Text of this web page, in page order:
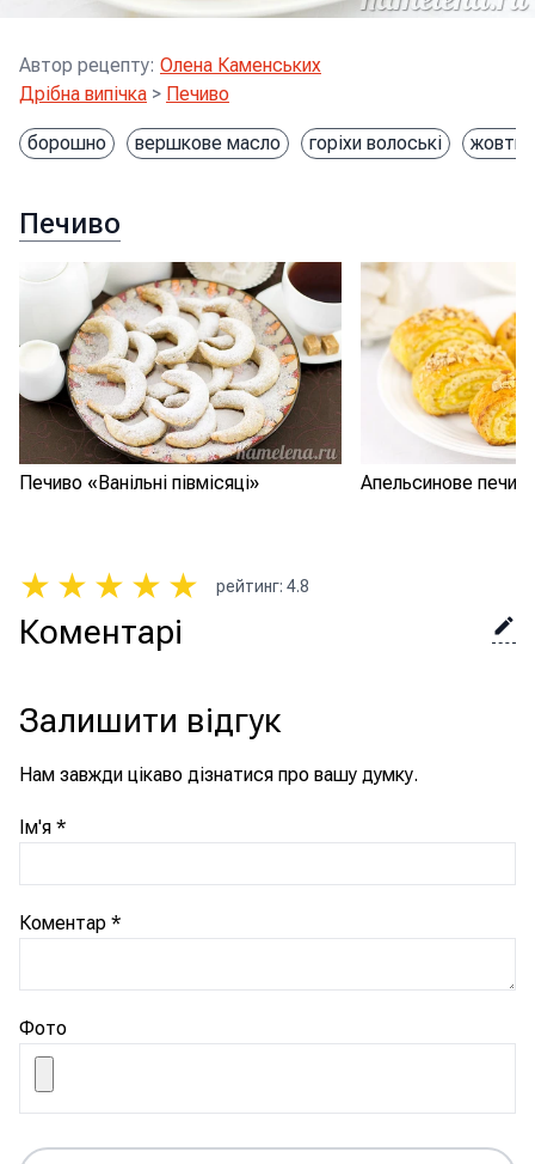
Автор рецепту: Олена Каменських
Дрібна випічка > Печиво
борошно вершкове масло горіхи волоські жовтки
Печиво
Печиво «Ванільні півмісяці» Апельсинове
★ ★ ★ ★ ★ рейтинг: 4.8
Коментарі
Залишити відгук
Нам завжди цікаво дізнатися про вашу думку.
Ім'я *
Коментар *
Фото